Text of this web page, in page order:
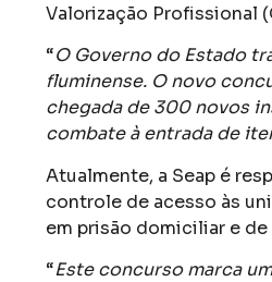
Valorização Profissional
“O Governo do Estado
fluminense. O novo
chegada de 300 novos
combate à entrada de
Atualmente, a Seap é
controle de acesso às
em prisão domiciliar e
“Este concurso marca